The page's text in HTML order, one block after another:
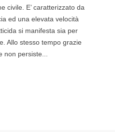
civile. E’ caratterizzato da
ed una elevata velocità
si manifesta sia per
Allo stesso tempo grazie
persiste...